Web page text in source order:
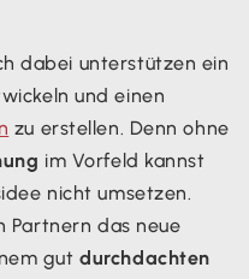
dabei unterstützen ein
und einen
zu erstellen. Denn ohne
im Vorfeld kannst
nicht umsetzen.
Partnern das neue
gutdurchdachten